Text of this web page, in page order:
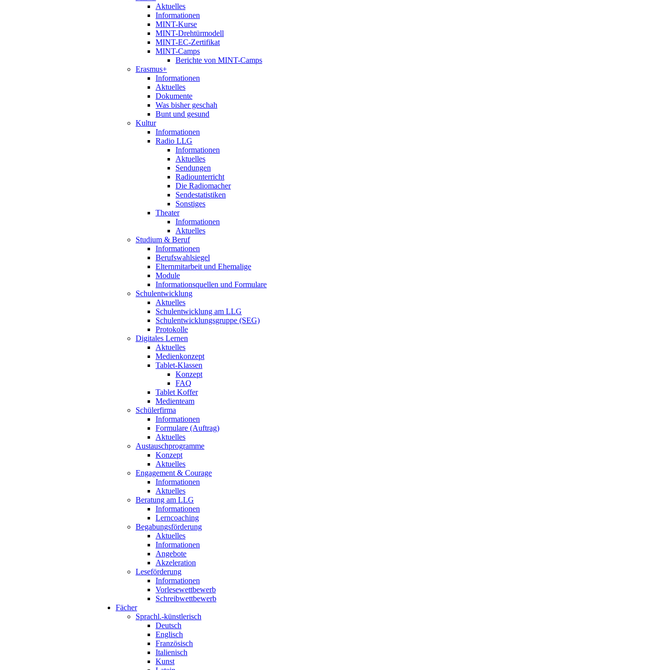
Aktuelles
Informationen
MINT-Kurse
MINT-Drehtürmodell
MINT-EC-Zertifikat
MINT-Camps
Berichte von MINT-Camps
Erasmus+
Informationen
Aktuelles
Dokumente
Was bisher geschah
Bunt und gesund
Kultur
Informationen
Radio LLG
Informationen
Aktuelles
Sendungen
Radiounterricht
Die Radiomacher
Sendestatistiken
Sonstiges
Theater
Informationen
Aktuelles
Studium & Beruf
Informationen
Berufswahlsiegel
Elternmitarbeit und Ehemalige
Module
Informationsquellen und Formulare
Schulentwicklung
Aktuelles
Schulentwicklung am LLG
Schulentwicklungsgruppe (SEG)
Protokolle
Digitales Lernen
Aktuelles
Medienkonzept
Tablet-Klassen
Konzept
FAQ
Tablet Koffer
Medienteam
Schülerfirma
Informationen
Formulare (Auftrag)
Aktuelles
Austauschprogramme
Konzept
Aktuelles
Engagement & Courage
Informationen
Aktuelles
Beratung am LLG
Informationen
Lerncoaching
Begabungsförderung
Aktuelles
Informationen
Angebote
Akzeleration
Leseförderung
Informationen
Vorlesewettbewerb
Schreibwettbewerb
Fächer
Sprachl.-künstlerisch
Deutsch
Englisch
Französisch
Italienisch
Kunst